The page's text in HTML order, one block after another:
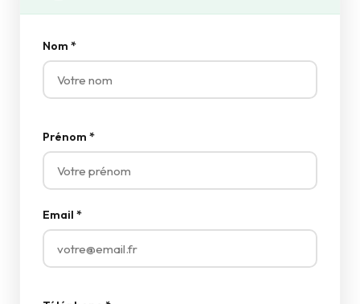
Nom *
Prénom *
Email *